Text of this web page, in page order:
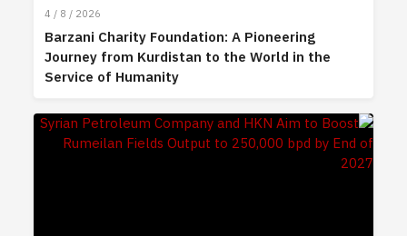
4 / 8 / 2026
Barzani Charity Foundation: A Pioneering
Journey from Kurdistan to the World in the
Service of Humanity